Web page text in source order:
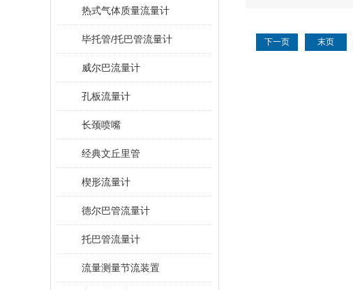
热式气体质量流量计
毕托管/托巴管流量计
威尔巴流量计
孔板流量计
长颈喷嘴
经典文丘里管
楔形流量计
德尔巴管流量计
托巴管流量计
流量测量节流装置
下一页 末页